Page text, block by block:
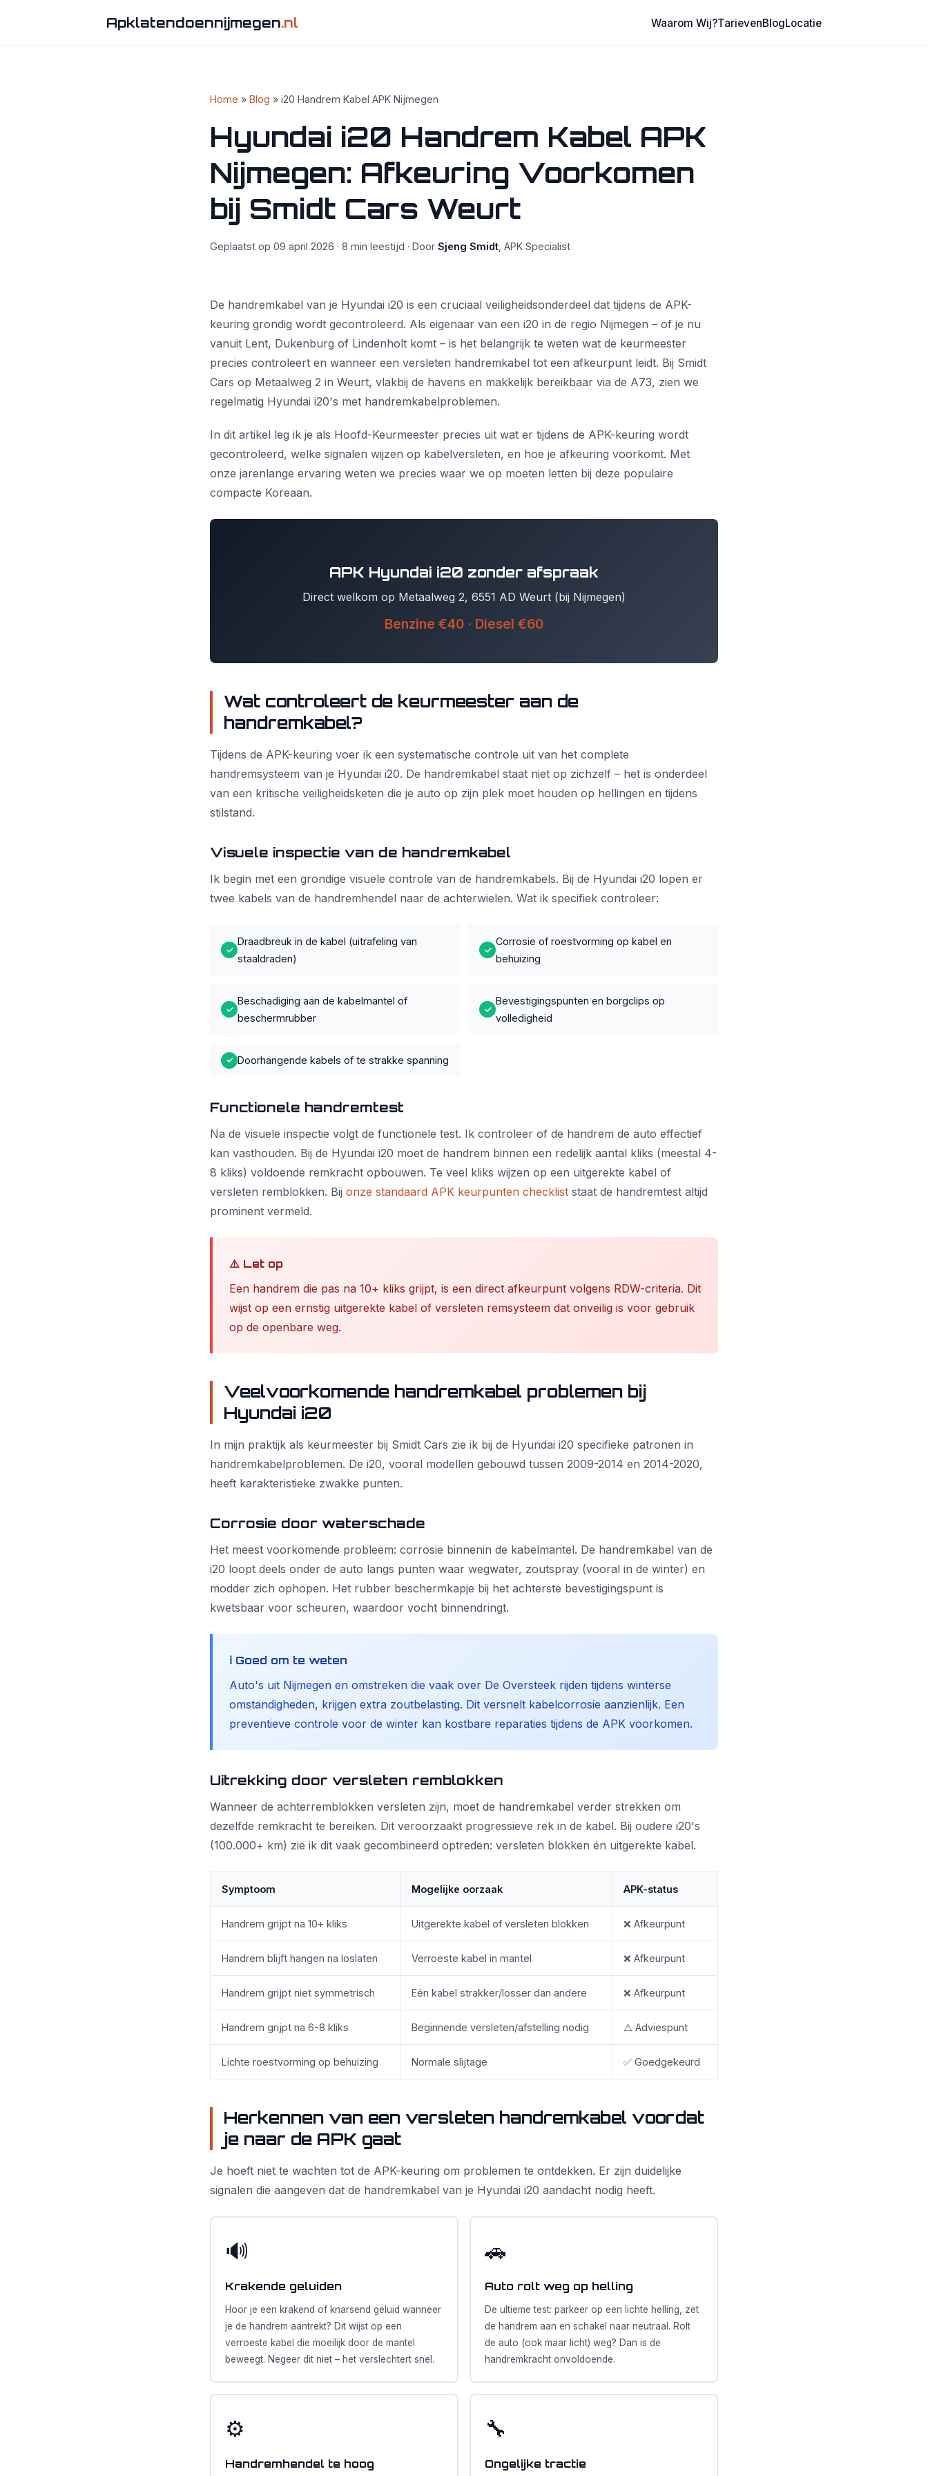
Apklatendoennijmegen.nl Waarom Wij?TarievenBlogLocatie
Home » Blog » i20 Handrem Kabel APK Nijmegen
Hyundai i20 Handrem Kabel APK
Nijmegen: Afkeuring Voorkomen
bij Smidt Cars Weurt
Geplaatst op 09 april 2026 · 8 min leestijd · Door Sjeng Smidt , APK Specialist
De handremkabel van je Hyundai i20 is een cruciaal veiligheidsonderdeel dat tijdens de APK-
keuring grondig wordt gecontroleerd. Als eigenaar van een i20 in de regio Nijmegen – of je nu
vanuit Lent, Dukenburg of Lindenholt komt – is het belangrijk te weten wat de keurmeester
precies controleert en wanneer een versleten handremkabel tot een afkeurpunt leidt. Bij Smidt
Cars op Metaalweg 2 in Weurt, vlakbij de havens en makkelijk bereikbaar via de A73, zien we
regelmatig Hyundai i20's met handremkabelproblemen.
In dit artikel leg ik je als Hoofd-Keurmeester precies uit wat er tijdens de APK-keuring wordt
gecontroleerd, welke signalen wijzen op kabelversleten, en hoe je afkeuring voorkomt. Met
onze jarenlange ervaring weten we precies waar we op moeten letten bij deze populaire
compacte Koreaan.
APK Hyundai i20 zonder afspraak
Direct welkom op Metaalweg 2, 6551 AD Weurt (bij Nijmegen)
Benzine €40 · Diesel €60
Wat controleert de keurmeester aan de
handremkabel?
Tijdens de APK-keuring voer ik een systematische controle uit van het complete
handremsysteem van je Hyundai i20. De handremkabel staat niet op zichzelf – het is onderdeel
van een kritische veiligheidsketen die je auto op zijn plek moet houden op hellingen en tijdens
stilstand.
Visuele inspectie van de handremkabel
Ik begin met een grondige visuele controle van de handremkabels. Bij de Hyundai i20 lopen er
twee kabels van de handremhendel naar de achterwielen. Wat ik specifiek controleer:
✓
Draadbreuk in de kabel (uitrafeling van
staaldraden)
✓
Corrosie of roestvorming op kabel en
behuizing
✓
Beschadiging aan de kabelmantel of
beschermrubber
✓
Bevestigingspunten en borgclips op
volledigheid
✓ Doorhangende kabels of te strakke spanning
Functionele handremtest
Na de visuele inspectie volgt de functionele test. Ik controleer of de handrem de auto effectief
kan vasthouden. Bij de Hyundai i20 moet de handrem binnen een redelijk aantal kliks (meestal 4-
8 kliks) voldoende remkracht opbouwen. Te veel kliks wijzen op een uitgerekte kabel of
versleten remblokken. Bij onze standaard APK keurpunten checklist staat de handremtest altijd
prominent vermeld.
⚠️ Let op
Een handrem die pas na 10+ kliks grijpt, is een direct afkeurpunt volgens RDW-criteria. Dit
wijst op een ernstig uitgerekte kabel of versleten remsysteem dat onveilig is voor gebruik
op de openbare weg.
Veelvoorkomende handremkabel problemen bij
Hyundai i20
In mijn praktijk als keurmeester bij Smidt Cars zie ik bij de Hyundai i20 specifieke patronen in
handremkabelproblemen. De i20, vooral modellen gebouwd tussen 2009-2014 en 2014-2020,
heeft karakteristieke zwakke punten.
Corrosie door waterschade
Het meest voorkomende probleem: corrosie binnenin de kabelmantel. De handremkabel van de
i20 loopt deels onder de auto langs punten waar wegwater, zoutspray (vooral in de winter) en
modder zich ophopen. Het rubber beschermkapje bij het achterste bevestigingspunt is
kwetsbaar voor scheuren, waardoor vocht binnendringt.
ℹ️ Goed om te weten
Auto's uit Nijmegen en omstreken die vaak over De Oversteek rijden tijdens winterse
omstandigheden, krijgen extra zoutbelasting. Dit versnelt kabelcorrosie aanzienlijk. Een
preventieve controle voor de winter kan kostbare reparaties tijdens de APK voorkomen.
Uitrekking door versleten remblokken
Wanneer de achterremblokken versleten zijn, moet de handremkabel verder strekken om
dezelfde remkracht te bereiken. Dit veroorzaakt progressieve rek in de kabel. Bij oudere i20's
(100.000+ km) zie ik dit vaak gecombineerd optreden: versleten blokken én uitgerekte kabel.
Symptoom Mogelijke oorzaak APK-status
Handrem grijpt na 10+ kliks Uitgerekte kabel of versleten blokken ❌ Afkeurpunt
Handrem blijft hangen na loslaten Verroeste kabel in mantel ❌ Afkeurpunt
Handrem grijpt niet symmetrisch Eén kabel strakker/losser dan andere ❌ Afkeurpunt
Handrem grijpt na 6-8 kliks Beginnende versleten/afstelling nodig ⚠️ Adviespunt
Lichte roestvorming op behuizing Normale slijtage ✅ Goedgekeurd
Herkennen van een versleten handremkabel voordat
je naar de APK gaat
Je hoeft niet te wachten tot de APK-keuring om problemen te ontdekken. Er zijn duidelijke
signalen die aangeven dat de handremkabel van je Hyundai i20 aandacht nodig heeft.
🔊
Krakende geluiden
Hoor je een krakend of knarsend geluid wanneer
je de handrem aantrekt? Dit wijst op een
verroeste kabel die moeilijk door de mantel
beweegt. Negeer dit niet – het verslechtert snel.
🚗
Auto rolt weg op helling
De ultieme test: parkeer op een lichte helling, zet
de handrem aan en schakel naar neutraal. Rolt
de auto (ook maar licht) weg? Dan is de
handremkracht onvoldoende.
⚙️
Handremhendel te hoog
🔧
Ongelijke tractie